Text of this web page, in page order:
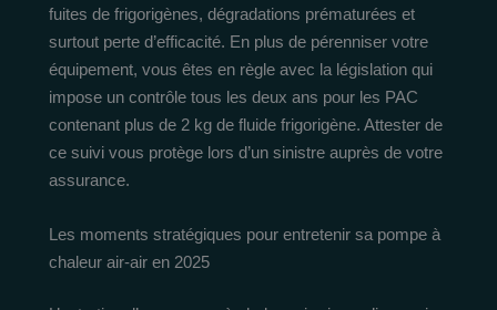
fuites de frigorigènes, dégradations prématurées et
surtout perte d’efficacité. En plus de pérenniser votre
équipement, vous êtes en règle avec la législation qui
impose un contrôle tous les deux ans pour les PAC
contenant plus de 2 kg de fluide frigorigène. Attester de
ce suivi vous protège lors d’un sinistre auprès de votre
assurance.
Les moments stratégiques pour entretenir sa pompe à
chaleur air-air en 2025